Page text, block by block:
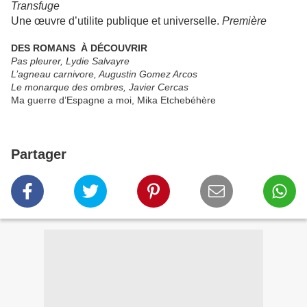
Transfuge
Une œuvre d’utilite publique et universelle. Première
DES ROMANS À DÉCOUVRIR
Pas pleurer, Lydie Salvayre
L’agneau carnivore, Augustin Gomez Arcos
Le monarque des ombres, Javier Cercas
Ma guerre d’Espagne a moi, Mika Etchebéhère
Partager